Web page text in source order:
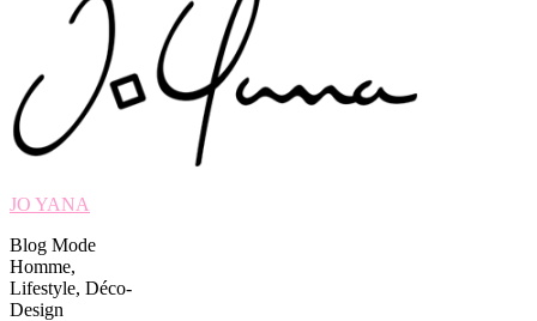
JO YANA
Blog Mode
Homme,
Lifestyle, Déco-
Design